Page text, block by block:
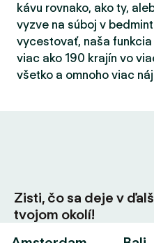
kávu rovnako, ako ty,
vyzve na súboj v
vycestovať, naša
viac ako 190 krajín vo
všetko a omnoho viac
Zisti, čo sa deje v
tvojom okolí!